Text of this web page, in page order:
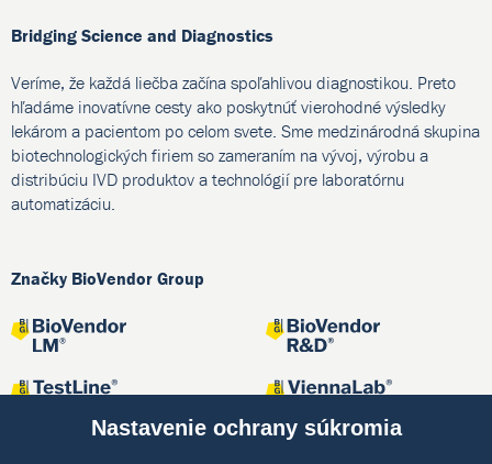
Bridging Science and Diagnostics
Veríme, že každá liečba začína spoľahlivou diagnostikou. Preto
hľadáme inovatívne cesty ako poskytnúť vierohodné výsledky
lekárom a pacientom po celom svete. Sme medzinárodná skupina
biotechnologických firiem so zameraním na vývoj, výrobu a
distribúciu IVD produktov a technológií pre laboratórnu
automatizáciu.
Značky BioVendor Group
Nastavenie ochrany súkromia